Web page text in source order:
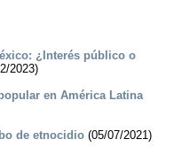
¿Interés público o
2023)
en América Latina
de etnocidio (05/07/2021)